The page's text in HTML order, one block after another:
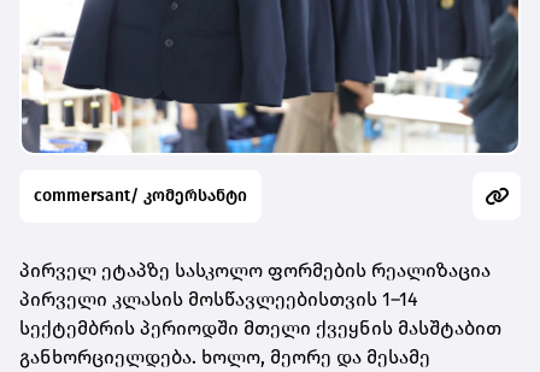
commersant/ კომერსანტი
პირველ ეტაპზე სასკოლო ფორმების რეალიზაცია
პირველი კლასის მოსწავლეებისთვის 1–14
სექტემბრის პერიოდში მთელი ქვეყნის მასშტაბით
განხორციელდება. ხოლო, მეორე და მესამე